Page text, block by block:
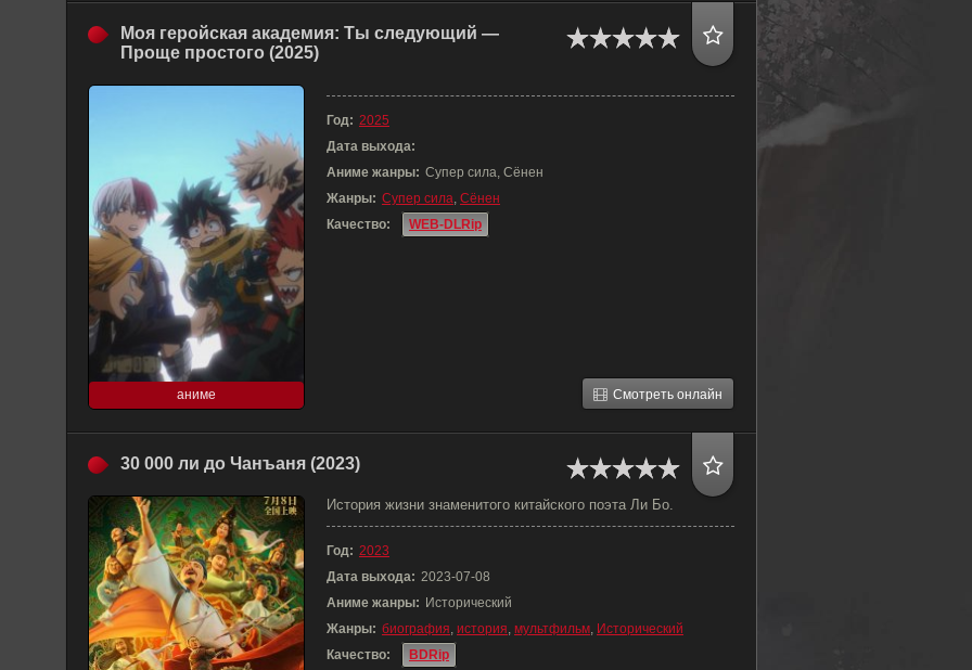
Моя геройская академия: Ты следующий —
Проще простого (2025)
аниме
Год: 2025
Дата выхода:
Аниме жанры: Супер сила, Сёнен
Жанры: Супер сила, Сёнен
Качество:
WEB-DLRip
Смотреть онлайн
30 000 ли до Чанъаня (2023)
История жизни знаменитого китайского поэта Ли Бо.
Год: 2023
Дата выхода: 2023-07-08
Аниме жанры: Исторический
Жанры: биография, история, мультфильм, Исторический
Качество:
BDRip